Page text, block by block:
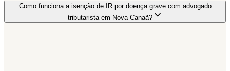
Como funciona a isenção de IR por doença grave com advogado
tributarista em Nova Canaã?